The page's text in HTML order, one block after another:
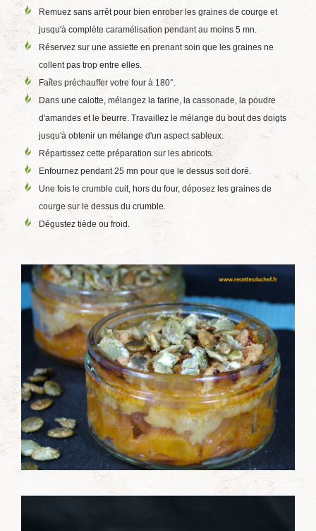
Remuez sans arrêt pour bien enrober les graines de courge et
jusqu'à complète caramélisation pendant au moins 5 mn.
Réservez sur une assiette en prenant soin que les graines ne
collent pas trop entre elles.
Faîtes préchauffer votre four à 180°.
Dans une calotte, mélangez la farine, la cassonade, la poudre
d'amandes et le beurre. Travaillez le mélange du bout des doigts
jusqu'à obtenir un mélange d'un aspect sableux.
Répartissez cette préparation sur les abricots.
Enfournez pendant 25 mn pour que le dessus soit doré.
Une fois le crumble cuit, hors du four, déposez les graines de
courge sur le dessus du crumble.
Dégustez tiède ou froid.